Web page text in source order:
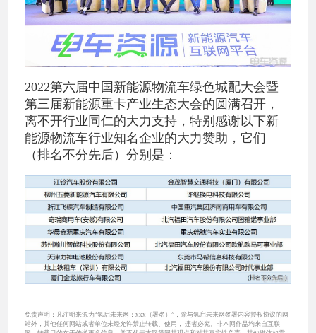
2022第六届中国新能源物流车绿色城配大会暨
第三届新能源重卡产业生态大会的圆满召开，
离不开行业同仁的大力支持，特别感谢以下新
能源物流车行业知名企业的大力赞助，它们
（排名不分先后）分别是：
免责声明：凡注明来源为“氢启未来网：xxx（署名）”，除与氢启未来网签署内容授权协议的网
站外，其他任何网站或者单位未经允许禁止转载、使用， 违者必究。非本网作品均来自互联